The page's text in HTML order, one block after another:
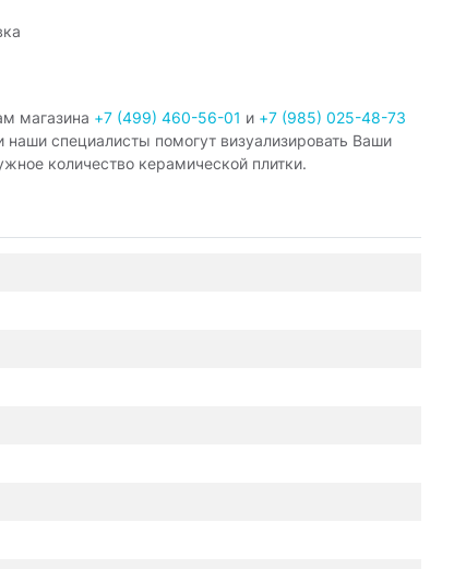
магазина +7 (499) 460-56-01 и +7 (985) 025-48-73
специалисты помогут визуализировать Ваши
количество керамической плитки.